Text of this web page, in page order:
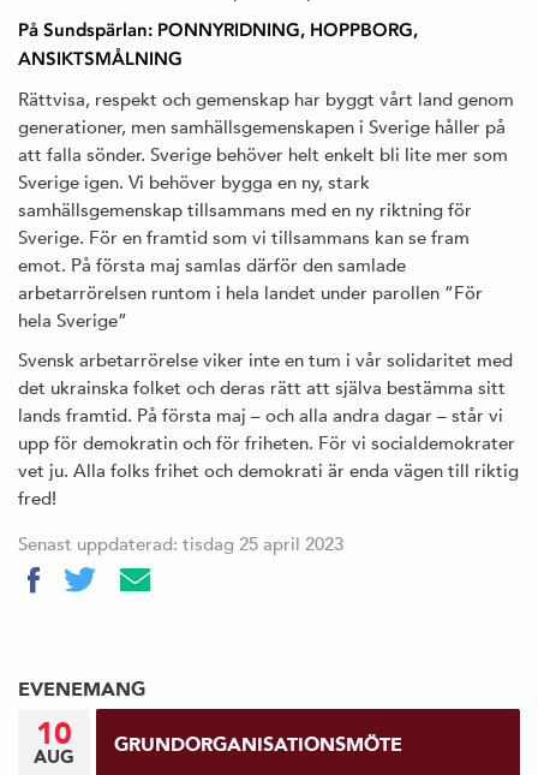
På Sundspärlan: PONNYRIDNING, HOPPBORG,
ANSIKTSMÅLNING
Rättvisa, respekt och gemenskap har byggt vårt land genom
generationer, men samhällsgemenskapen i Sverige håller på
att falla sönder. Sverige behöver helt enkelt bli lite mer som
Sverige igen. Vi behöver bygga en ny, stark
samhällsgemenskap tillsammans med en ny riktning för
Sverige. För en framtid som vi tillsammans kan se fram
emot. På första maj samlas därför den samlade
arbetarrörelsen runtom i hela landet under parollen ”För
hela Sverige”
Svensk arbetarrörelse viker inte en tum i vår solidaritet med
det ukrainska folket och deras rätt att själva bestämma sitt
lands framtid. På första maj – och alla andra dagar – står vi
upp för demokratin och för friheten. För vi socialdemokrater
vet ju. Alla folks frihet och demokrati är enda vägen till riktig
fred!
Senast uppdaterad: tisdag 25 april 2023
EVENEMANG
10
AUG GRUNDORGANISATIONSMÖTE